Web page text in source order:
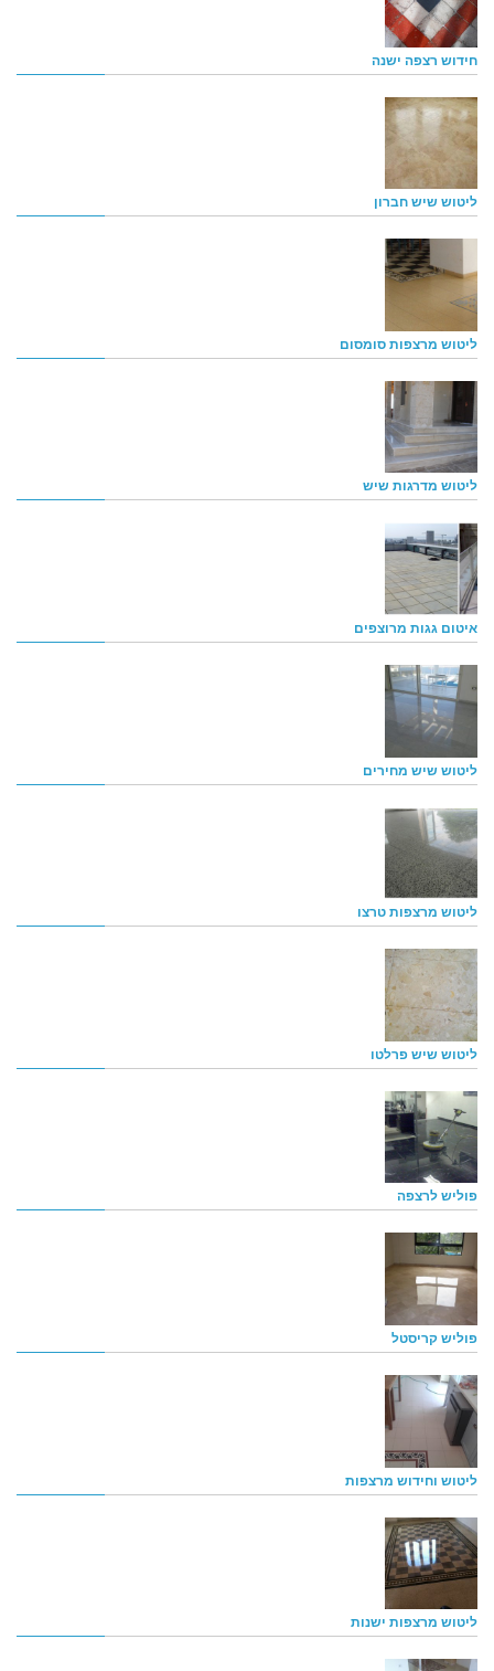
חידוש רצפה ישנה
ליטוש שיש חברון
ליטוש מרצפות סומסום
ליטוש מדרגות שיש
איטום גגות מרוצפים
ליטוש שיש מחירים
ליטוש מרצפות טרצו
ליטוש שיש פרלטו
פוליש לרצפה
פוליש קריסטל
ליטוש וחידוש מרצפות
ליטוש מרצפות ישנות